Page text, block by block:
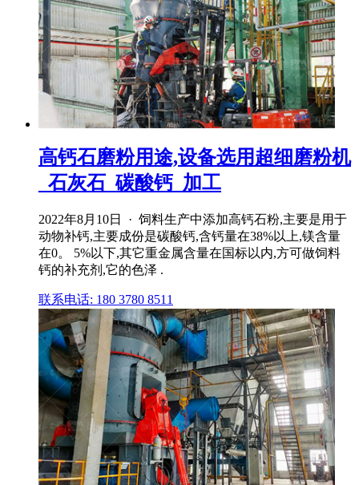
高钙石磨粉用途,设备选用超细磨粉机
_石灰石_碳酸钙_加工
2022年8月10日 · 饲料生产中添加高钙石粉,主要是用于
动物补钙,主要成份是碳酸钙,含钙量在38%以上,镁含量
在0。 5%以下,其它重金属含量在国标以内,方可做饲料
钙的补充剂,它的色泽 .
联系电话: 180 3780 8511